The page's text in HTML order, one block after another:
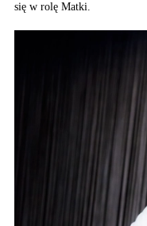
się w rolę Matki.